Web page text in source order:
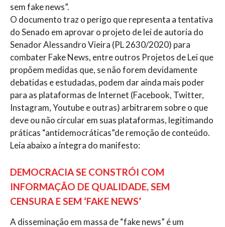
sem fake news”.
O documento traz o perigo que representa a tentativa
do Senado em aprovar o projeto de lei de autoria do
Senador Alessandro Vieira (PL 2630/2020) para
combater Fake News, entre outros Projetos de Lei que
propõem medidas que, se não forem devidamente
debatidas e estudadas, podem dar ainda mais poder
para as plataformas de Internet (Facebook, Twitter,
Instagram, Youtube e outras) arbitrarem sobre o que
deve ou não circular em suas plataformas, legitimando
práticas “antidemocráticas”de remoção de conteúdo.
Leia abaixo a íntegra do manifesto:
DEMOCRACIA SE CONSTRÓI COM
INFORMAÇÃO DE QUALIDADE, SEM
CENSURA E SEM ‘FAKE NEWS’
A disseminação em massa de “fake news” é um